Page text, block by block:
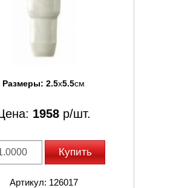
Размеры: 2.5x5.5см
1958 р/шт.
Купить
Артикул: 126017